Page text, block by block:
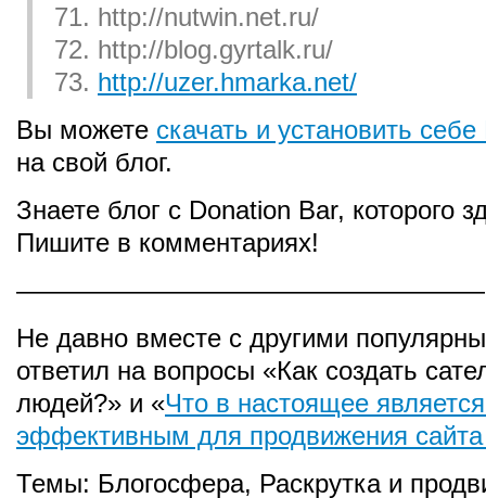
71. http://nutwin.net.ru/
72. http://blog.gyrtalk.ru/
73. http://uzer.hmarka.net/
Вы можете скачать и установить
на свой блог.
Знаете блог с Donation Bar, которого
Пишите в комментариях!
Не давно вместе с другими
ответил на вопросы «Как создать
людей?» и «Что в настоящее
эффективным для продвижения
Темы: Блогосфера, Раскрутка и